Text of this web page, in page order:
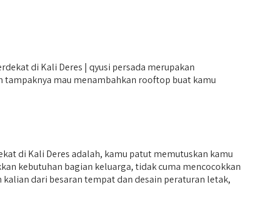
di Kali Deres | qyusi persada merupakan
mau menambahkan rooftop buat kamu
di Kali Deres adalah, kamu patut memutuskan kamu
kebutuhan bagian keluarga, tidak cuma mencocokkan
dari besaran tempat dan desain peraturan letak,